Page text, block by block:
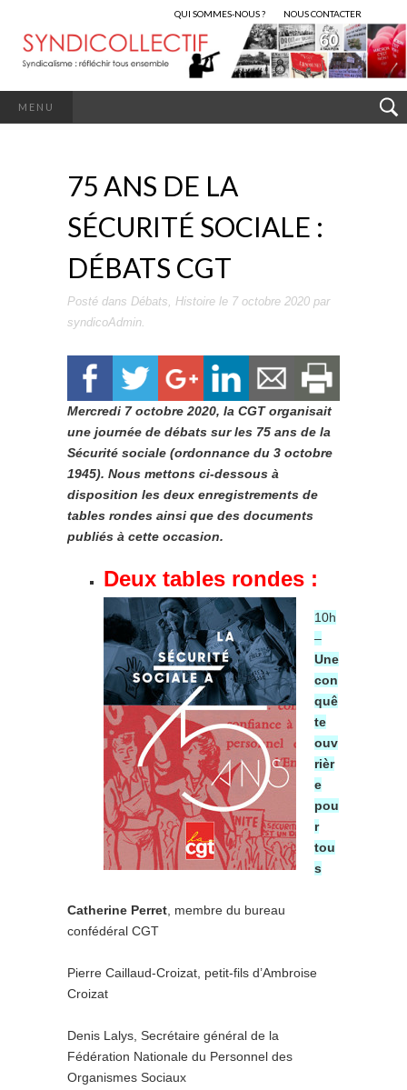
QUI SOMMES-NOUS ? NOUS CONTACTER
MENU
75 ANS DE LA
SÉCURITÉ SOCIALE :
DÉBATS CGT
Posté dans Débats, Histoire le 7 octobre 2020 par
syndicoAdmin.
Mercredi 7 octobre 2020, la CGT organisait
une journée de débats sur les 75 ans de la
Sécurité sociale (ordonnance du 3 octobre
1945). Nous mettons ci-dessous à
disposition les deux enregistrements de
tables rondes ainsi que des documents
publiés à cette occasion.
Deux tables rondes :
10h
–
Une
con
quê
te
ouv
rièr
e
pou
r
tou
s
Catherine Perret , membre du bureau
confédéral CGT
Pierre Caillaud-Croizat, petit-fils d’Ambroise
Croizat
Denis Lalys, Secrétaire général de la
Fédération Nationale du Personnel des
Organismes Sociaux